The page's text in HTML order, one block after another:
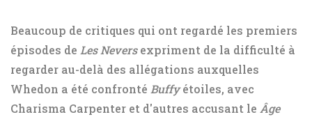
Beaucoup de critiques qui ont regardé les premiers
épisodes de Les Neversexpriment de la difficulté à
regarder au-delà des allégations auxquelles
Whedon a été confronté Buffyétoiles, avec
Charisma Carpenter et d'autres accusant le Âge